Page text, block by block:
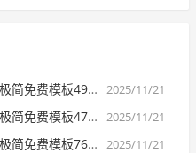
2025/11/21
款）| 精选3篇范文参考
2025/11/21
款）| 精选3篇范文参考
2025/11/21
款）| 精选3篇范文参考